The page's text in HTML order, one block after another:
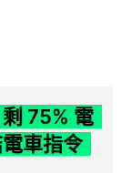
75% 電
車指令